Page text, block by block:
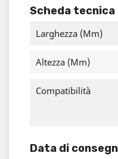
Scheda tecnica
Larghezza (mm)
Altezza (mm)
Compatibilità
Data di